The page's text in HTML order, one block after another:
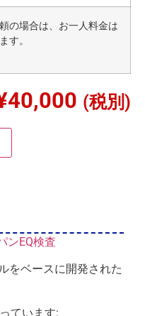
の場合は、お一人料金は
す。
40,000 (税別)
ンEQ検査
をベースに開発された
ています: